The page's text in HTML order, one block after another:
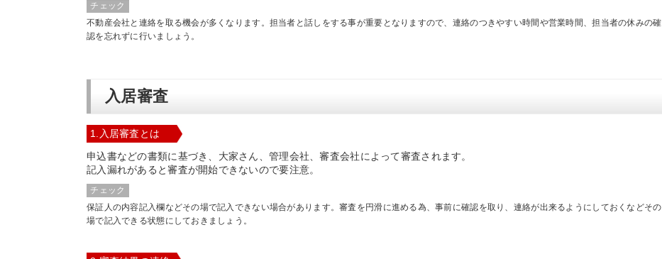
チェック
不動産会社と連絡を取る機会が多くなります。担当者と話しをする事が重要となりますので、連絡のつきやすい時間や営業時間、担当者の休みの確
認を忘れずに行いましょう。
入居審査
1.入居審査とは
申込書などの書類に基づき、大家さん、管理会社、審査会社によって審査されます。
記入漏れがあると審査が開始できないので要注意。
チェック
保証人の内容記入欄などその場で記入できない場合があります。審査を円滑に進める為、事前に確認を取り、連絡が出来るようにしておくなどその
場で記入できる状態にしておきましょう。